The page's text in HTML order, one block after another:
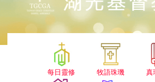
每日靈修 牧語珠璣 真